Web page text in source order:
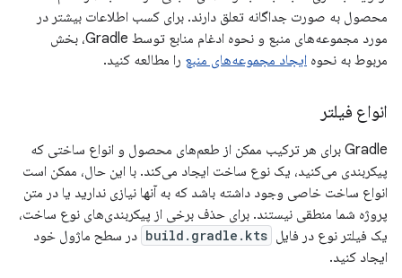
محصول به صورت جداگانه تعلق دارند. برای کسب اطلاعات بیشتر در
مورد مجموعه‌های منبع و نحوه ادغام منابع توسط Gradle، بخش
مربوط به نحوه ایجاد مجموعه‌های منبع را مطالعه کنید.
انواع فیلتر
Gradle برای هر ترکیب ممکن از طعم‌های محصول و انواع ساختی که
پیکربندی می‌کنید، یک نوع ساخت ایجاد می‌کند. با این حال، ممکن است
انواع ساخت خاصی وجود داشته باشد که به آنها نیازی ندارید یا در متن
پروژه شما منطقی نیستند. برای حذف برخی از پیکربندی‌های نوع ساخت،
یک فیلتر نوع در فایل build.gradle.kts در سطح ماژول خود
ایجاد کنید.